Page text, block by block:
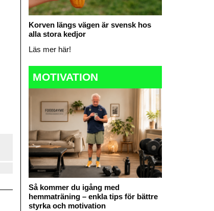
Korven längs vägen är svensk hos
alla stora kedjor
Läs mer här!
MOTIVATION
Så kommer du igång med
hemmaträning – enkla tips för bättre
styrka och motivation